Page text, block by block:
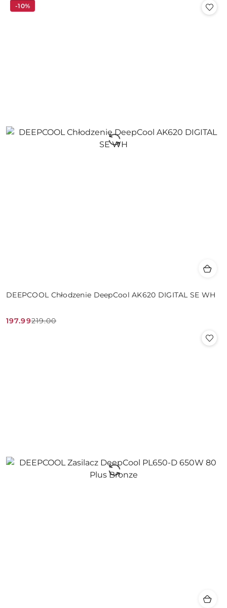
DEEPCOOL Chłodzenie DeepCool AK620 DIGITAL SE WH
Cena
197.99
Cena
219.00
-10%